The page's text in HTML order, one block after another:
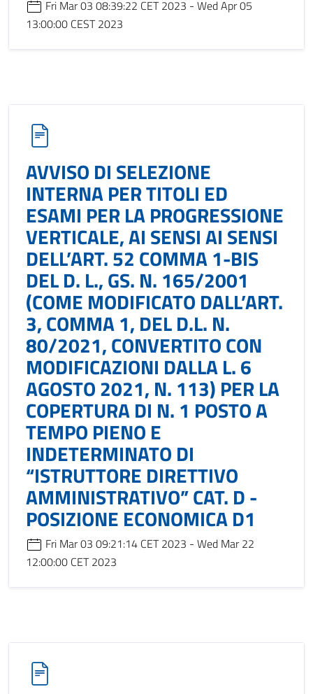
Fri Mar 03 08:39:22 CET 2023 - Wed Apr 05
13:00:00 CEST 2023
AVVISO DI SELEZIONE
INTERNA PER TITOLI ED
ESAMI PER LA PROGRESSIONE
VERTICALE, AI SENSI AI SENSI
DELL’ART. 52 COMMA 1-BIS
DEL D. L., GS. N. 165/2001
(COME MODIFICATO DALL’ART.
3, COMMA 1, DEL D.L. N.
80/2021, CONVERTITO CON
MODIFICAZIONI DALLA L. 6
AGOSTO 2021, N. 113) PER LA
COPERTURA DI N. 1 POSTO A
TEMPO PIENO E
INDETERMINATO DI
“ISTRUTTORE DIRETTIVO
AMMINISTRATIVO” CAT. D -
POSIZIONE ECONOMICA D1
Fri Mar 03 09:21:14 CET 2023 - Wed Mar 22
12:00:00 CET 2023